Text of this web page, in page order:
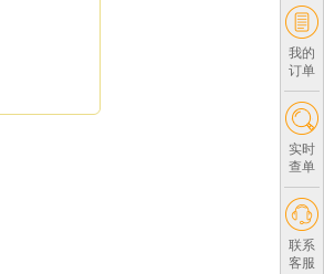
我的
订单
实时
查单
联系
客服